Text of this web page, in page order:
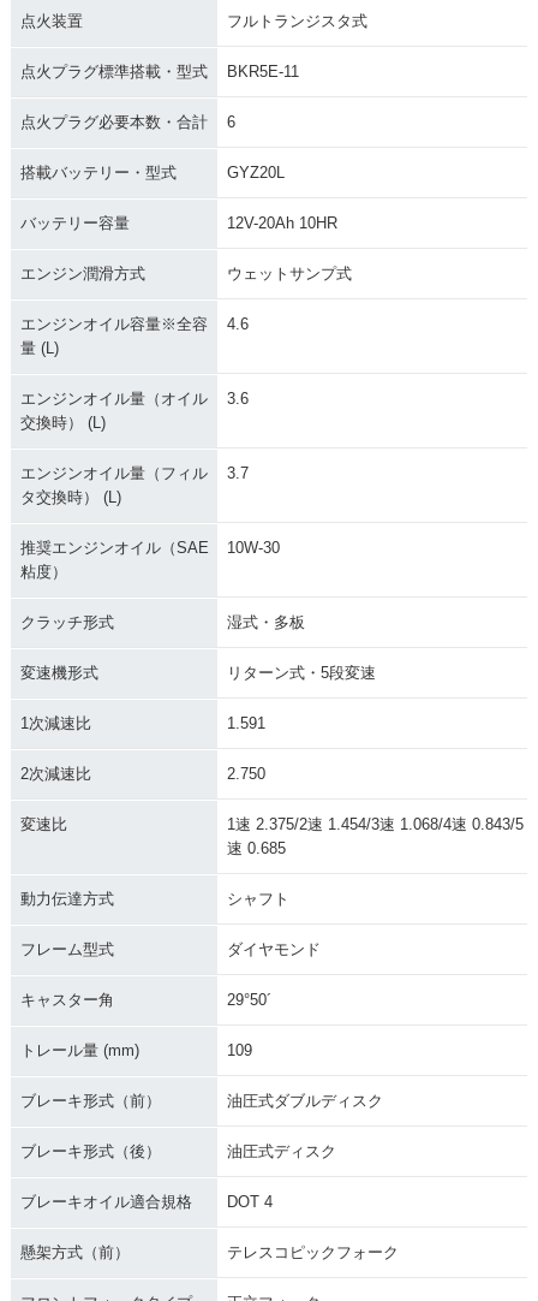
点火装置 フルトランジスタ式
点火プラグ標準搭載・型式 BKR5E-11
点火プラグ必要本数・合計 6
搭載バッテリー・型式 GYZ20L
バッテリー容量 12V-20Ah 10HR
エンジン潤滑方式 ウェットサンプ式
エンジンオイル容量※全容
量 (L)
4.6
エンジンオイル量（オイル
交換時） (L)
3.6
エンジンオイル量（フィル
タ交換時） (L)
3.7
推奨エンジンオイル（SAE
粘度）
10W-30
クラッチ形式 湿式・多板
変速機形式 リターン式・5段変速
1次減速比 1.591
2次減速比 2.750
変速比
1速 2.375/2速 1.454/3速 1.068/4速 0.843/5
速 0.685
動力伝達方式 シャフト
フレーム型式 ダイヤモンド
キャスター角 29°50´
トレール量 (mm) 109
ブレーキ形式（前） 油圧式ダブルディスク
ブレーキ形式（後） 油圧式ディスク
ブレーキオイル適合規格 DOT 4
懸架方式（前） テレスコピックフォーク